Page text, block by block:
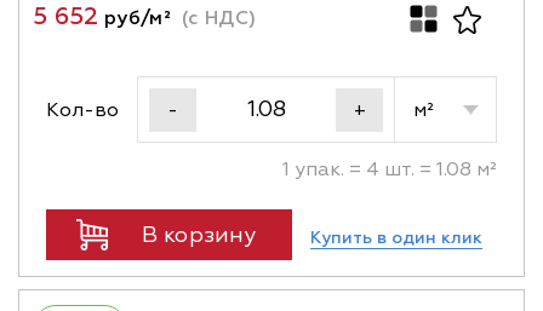
5 652 руб/м² (с НДС)
Кол-во - + м²
1 упак. = 4 шт. = 1.08 м²
В корзину Купить в один клик